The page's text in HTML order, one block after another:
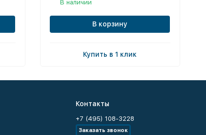
В наличии
В корзину
Купить в 1 клик
Контакты
+7 (495) 108-3228
Заказать звонок